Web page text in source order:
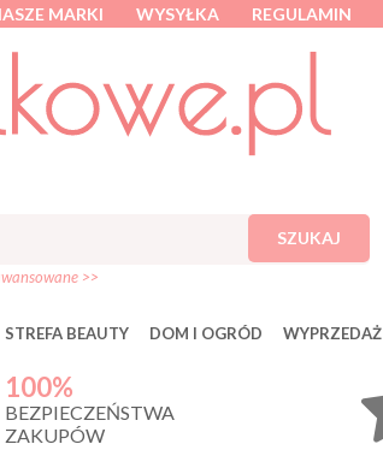
MARKI WYSYŁKA REGULAMIN
SZUKAJ
>>
STREFA BEAUTY DOM I OGRÓD WYPRZEDAŻ
100%
BEZPIECZEŃSTWA
ZAKUPÓW